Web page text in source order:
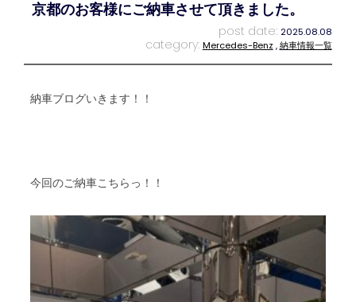
京都のお客様にご納車させて頂きました。
post date: 2025.08.08
category: Mercedes-Benz ,納車情報一覧
納車ブログいきます！！
今回のご納車こちらっ！！